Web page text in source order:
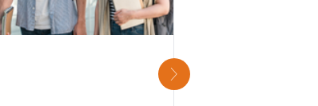
次のスライド